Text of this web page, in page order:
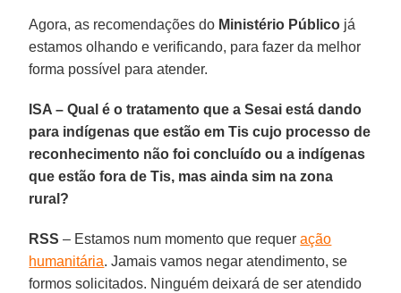
Agora, as recomendações do Ministério Público já
estamos olhando e verificando, para fazer da melhor
forma possível para atender.
ISA – Qual é o tratamento que a Sesai está dando
para indígenas que estão em Tis cujo processo de
reconhecimento não foi concluído ou a indígenas
que estão fora de Tis, mas ainda sim na zona
rural?
RSS – Estamos num momento que requeração
humanitária. Jamais vamos negar atendimento, se
formos solicitados. Ninguém deixará de ser atendido